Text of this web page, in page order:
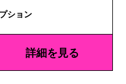
ション
詳細を見る